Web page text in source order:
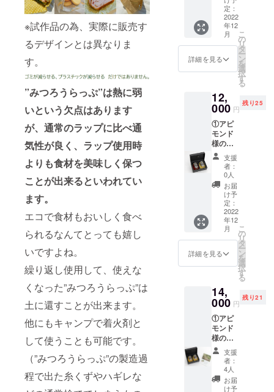
※試作品の為、実際に販売す
るデザインとは異なりま
す。
”みつろうらっぷ”は熱に弱
いという欠点はあります
が、通常のラップに比べ通
気性が良く、ラップ使用時
よりも食材を美味しく保つ
ことが出来るといわれてい
ます。
エコで食材もおいしく食べ
られるなんてとっても嬉し
いですよね。
繰り返し使用して、使えな
くなった”みつろうらっぷ”は
土に還すことが出来ます。
他にもキャンプで着火剤と
して使うことも可能です。
（”みつろうらっぷ”の製造過
程で出た糸くずやハギレな
イル/天
然樹
脂）※原
材料は
変更に
なる場
す）
百花80
ｇ、
キャン
ドル）
②みつ
ろう
らっぷ1
枚 ③お
紙 【詳
細】 ・
国産は
ちみつ
ギフト
セット
C（アカ
シア/百
花：各
容量80
ｇ、サ
イズ
7.5cm×
4.5cm×
4cm、
直射日
光を避
費期限2
年、産
地：石
川県鳳
珠郡能
登町）
・みつ
ろう
らっぷ
（サイ
ズ約25
定：
2022
年12
月
詳細を見る
こ
の
リ
タ
ー
ン
を
選
択
す
る
12,
000 円
残り25
①アピ
モンド
様の生
はちみ
つ（ア
カシア
220ｇ、
百花220
ｇ） ②
みつろ
うらっ
ぷ2枚
③お礼
の手紙
【詳
細】 ・
ちみつ
ギフト
セット
B（アカ
シア/百
花 各
容量220
ｇ、サ
イズ
10cm×
6.5cm×
支援
者：
0人
お届
け予
定：
2022
年12
月
詳細を見る
こ
の
リ
タ
ー
ン
を
選
択
す
る
14,
000 円
残り21
①アピ
モンド
様の生
はちみ
つ（ア
カシア
220ｇ
2本）
支援
者：
4人
お届
け予